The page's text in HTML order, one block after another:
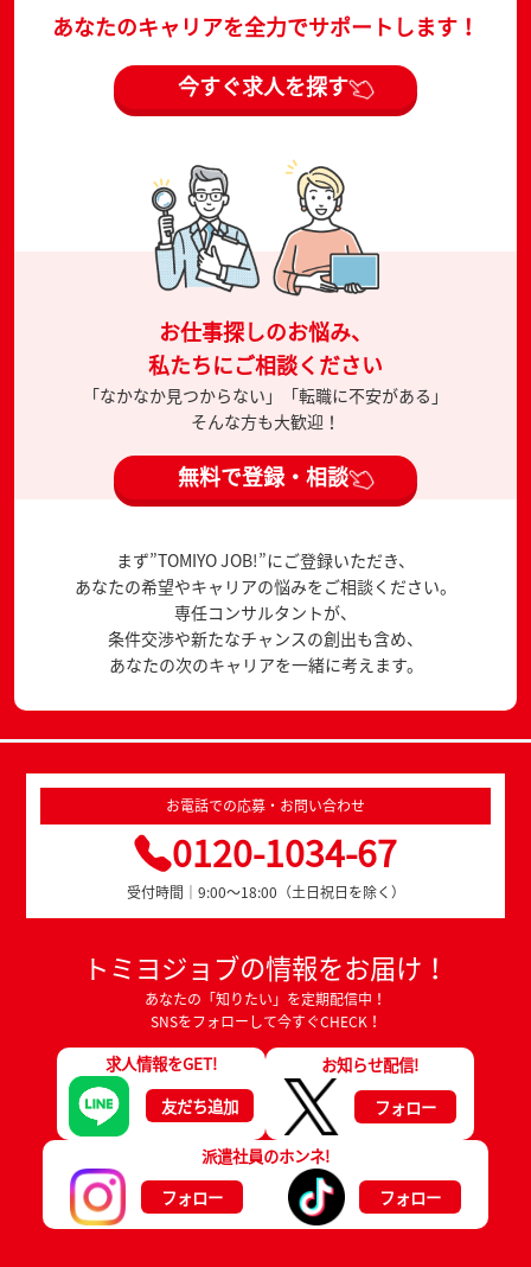
あなたのキャリアを全力でサポートします！
今すぐ求人を探す
お仕事探しのお悩み、
私たちにご相談ください
「なかなか見つからない」「転職に不安がある」
そんな方も大歓迎！
無料で登録・相談
まず”TOMIYO JOB!”にご登録いただき、
あなたの希望やキャリアの悩みをご相談ください。
専任コンサルタントが、
条件交渉や新たなチャンスの創出も含め、
あなたの次のキャリアを一緒に考えます。
お電話での応募・お問い合わせ
0120-1034-67
受付時間｜9:00～18:00（土日祝日を除く）
トミヨジョブの情報をお届け！
あなたの「知りたい」を定期配信中！
SNSをフォローして今すぐCHECK！
求人情報をGET!
友だち追加
お知らせ配信!
フォロー
派遣社員のホンネ!
フォロー
フォロー